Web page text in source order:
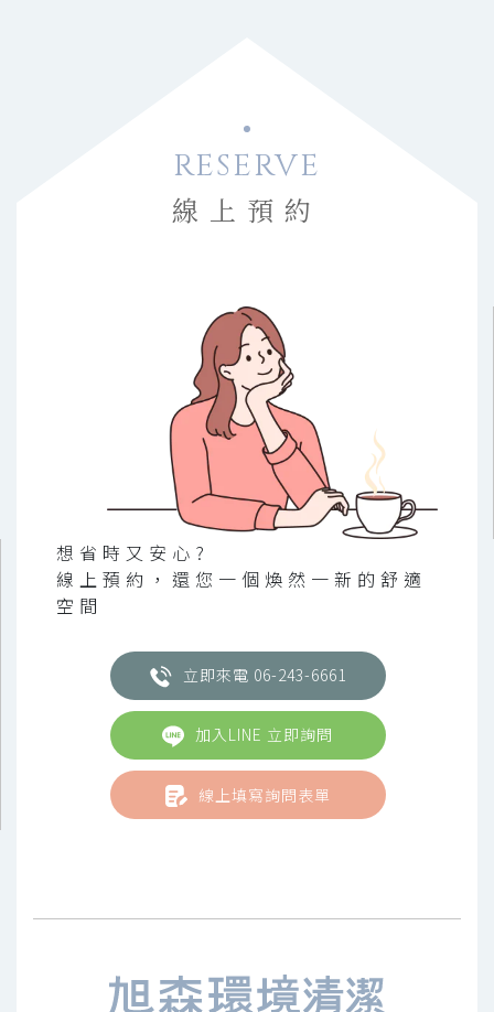
RESERVE
線上預約
想省時又安心?
線上預約，還您一個煥然一新的舒適
空間
立即來電 06-243-6661
加入LINE 立即詢問
線上填寫詢問表單